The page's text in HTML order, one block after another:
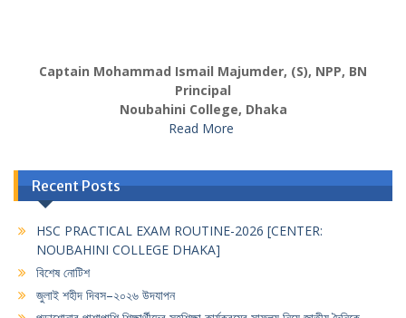
Captain Mohammad Ismail Majumder, (S), NPP, BN
Principal
Noubahini College, Dhaka
Read More
Recent Posts
HSC PRACTICAL EXAM ROUTINE-2026 [CENTER:
NOUBAHINI COLLEGE DHAKA]
বিশেষ নোটিশ
জুলাই শহীদ দিবস–২০২৬ উদযাপন